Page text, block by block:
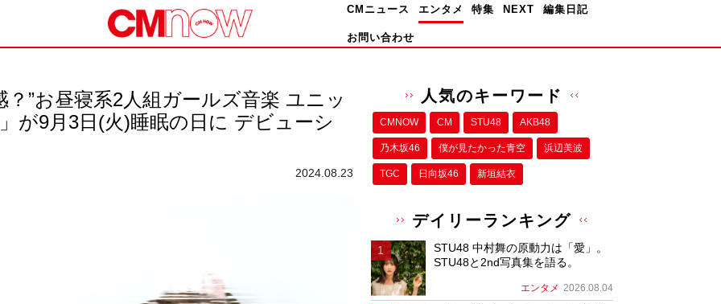
CMニュース エンタメ 特集 NEXT 編集日記
お問い合わせ
”お昼寝系2⼈組ガールズ⾳楽 ユニッ
が9⽉3⽇(⽕)睡眠の⽇に デビューシ
2024.08.23
人気のキーワード
CMNOW CM STU48 AKB48
乃木坂46 僕が⾒たかった⻘空 浜辺美波
TGC 日向坂46 新垣結衣
デイリーランキング
STU48 中村舞の原動力は「愛」。
STU48と2nd写真集を語る。
エンタメ 2026.08.04